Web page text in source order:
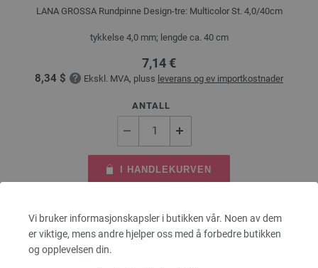
Vi bruker informasjonskapsler i butikken vår. Noen av dem
er viktige, mens andre hjelper oss med å forbedre butikken
og opplevelsen din.
LANA GROSSA Rundpinne Design-tre: Multicolor St. 4,0/40cm
tykkelse 4,0 mm; lengde ca. 40 cm
7,14 €
8,34 $ Ekskl. MVA, pluss leverans og ev importkostnader
ANTALL
I HANDLEKURVEN
På handlelisten